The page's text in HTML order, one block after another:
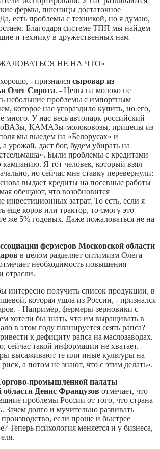
фермы, пшеницы достаточное
есть проблемы с техникой, но я думаю,
Благодаря системе ТПП мы найдем
и технику в дружественных нам
НЕ НА ЧТО»
- признался сыровар из
Олег Сирота. - Цены на молоко не
небольшие проблемы с импортным
которое нас угораздило купить, но его,
много. У нас весь автопарк российский –
КАМАЗы-молоковозы, прицепы из
мы выедем на «Белорусах» и
урожай, даст бог, будем убирать на
Были проблемы с кредитами
Я тот человек, который взял
но сейчас мне ставку перевернули:
снова выдает кредиты на посевные работы
обещают, что возобновится
инвестиционных затрат. То есть, если я
еще коров или трактор, то смогу это
же 5% годовых. Даже пожаловаться не на
фермеров Московской области
в целом разделяет оптимизм Олега
необходимость повышения
отрасли.
интересно получить список продукции, в
которая ушла из России, - признался
- Например, фермеры-зерновики с
хотели бы знать, что им выращивать в
в этом году планируется сеять рапса?
к дефициту рапса на маслозаводах.
сейчас такой информации не хватает.
высаживают те или иные культуры на
а потом не знают, что с этим делать».
промышленной палаты
Денис Французов отмечает, что
проблемы России от того, что страна
Зачем долго и мучительно развивать
производство, если проще и быстрее
Теперь психология меняется и у бизнеса,